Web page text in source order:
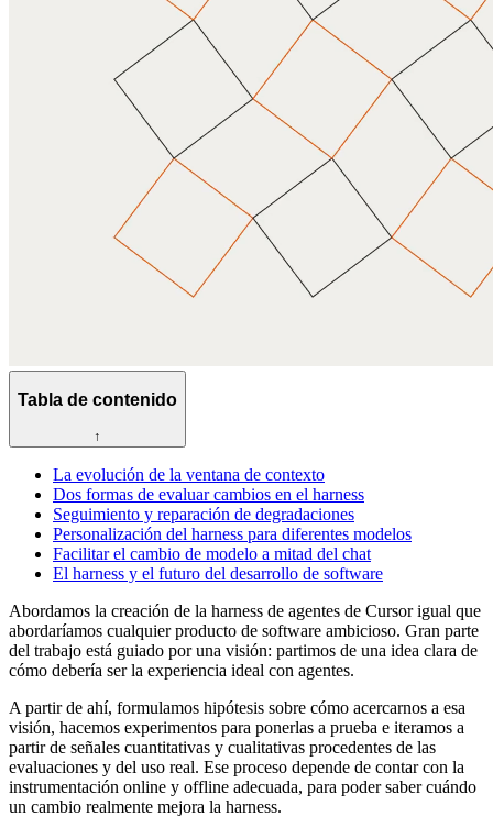
Tabla de contenido
↑
La evolución de la ventana de contexto
Dos formas de evaluar cambios en el harness
Seguimiento y reparación de degradaciones
Personalización del harness para diferentes modelos
Facilitar el cambio de modelo a mitad del chat
El harness y el futuro del desarrollo de software
Abordamos la creación de la harness de agentes de Cursor igual que
abordaríamos cualquier producto de software ambicioso. Gran parte
del trabajo está guiado por una visión: partimos de una idea clara de
cómo debería ser la experiencia ideal con agentes.
A partir de ahí, formulamos hipótesis sobre cómo acercarnos a esa
visión, hacemos experimentos para ponerlas a prueba e iteramos a
partir de señales cuantitativas y cualitativas procedentes de las
evaluaciones y del uso real. Ese proceso depende de contar con la
instrumentación online y offline adecuada, para poder saber cuándo
un cambio realmente mejora la harness.